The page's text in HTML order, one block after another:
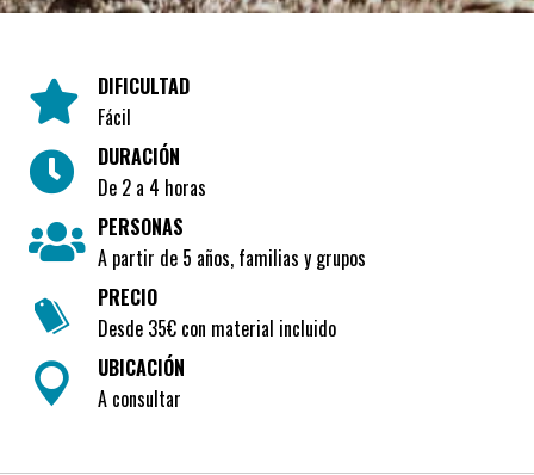
DIFICULTAD
Fácil
DURACIÓN
De 2 a 4 horas
PERSONAS
A partir de 5 años, familias y grupos
PRECIO
Desde 35€ con material incluido
UBICACIÓN
A consultar